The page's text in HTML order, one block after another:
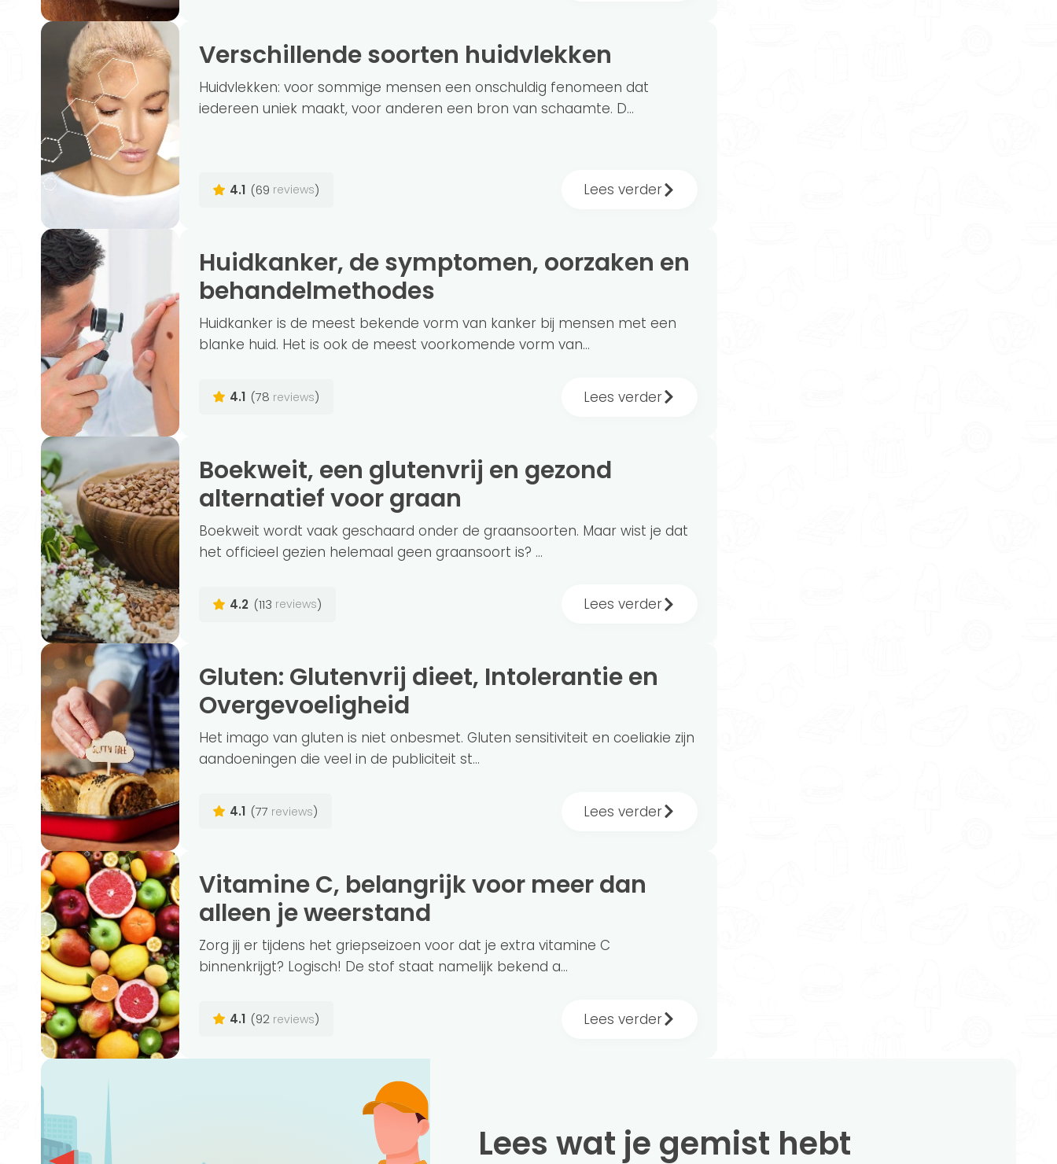
Verschillende soorten huidvlekken
Huidvlekken: voor sommige mensen een onschuldig fenomeen dat
iedereen uniek maakt, voor anderen een bron van schaamte. D...
4.1 (69 reviews) Lees verder
Huidkanker, de symptomen, oorzaken en
behandelmethodes
Huidkanker is de meest bekende vorm van kanker bij mensen met een
blanke huid. Het is ook de meest voorkomende vorm van...
4.1 (78 reviews) Lees verder
Boekweit, een glutenvrij en gezond
alternatief voor graan
Boekweit wordt vaak geschaard onder de graansoorten. Maar wist je dat
het officieel gezien helemaal geen graansoort is? ...
4.2 (113 reviews) Lees verder
Gluten: Glutenvrij dieet, Intolerantie en
Overgevoeligheid
Het imago van gluten is niet onbesmet. Gluten sensitiviteit en coeliakie zijn
aandoeningen die veel in de publiciteit st...
4.1 (77 reviews) Lees verder
Vitamine C, belangrijk voor meer dan
alleen je weerstand
Zorg jij er tijdens het griepseizoen voor dat je extra vitamine C
binnenkrijgt? Logisch! De stof staat namelijk bekend a...
4.1 (92 reviews) Lees verder
Lees wat je gemist hebt